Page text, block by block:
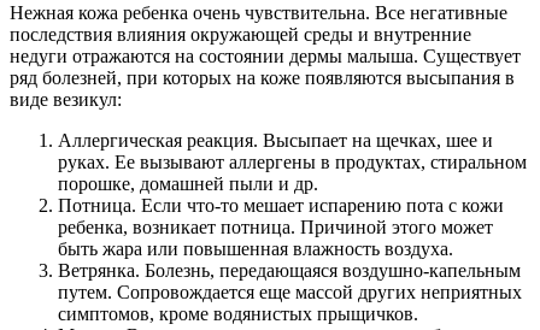
Нежная кожа ребенка очень чувствительна. Все негативные
последствия влияния окружающей среды и внутренние
недуги отражаются на состоянии дермы малыша. Существует
ряд болезней, при которых на коже появляются высыпания в
виде везикул:
Аллергическая реакция. Высыпает на щечках, шее и
руках. Ее вызывают аллергены в продуктах, стиральном
порошке, домашней пыли и др.
Потница. Если что-то мешает испарению пота с кожи
ребенка, возникает потница. Причиной этого может
быть жара или повышенная влажность воздуха.
Ветрянка. Болезнь, передающаяся воздушно-капельным
путем. Сопровождается еще массой других неприятных
симптомов, кроме водянистых прыщичков.